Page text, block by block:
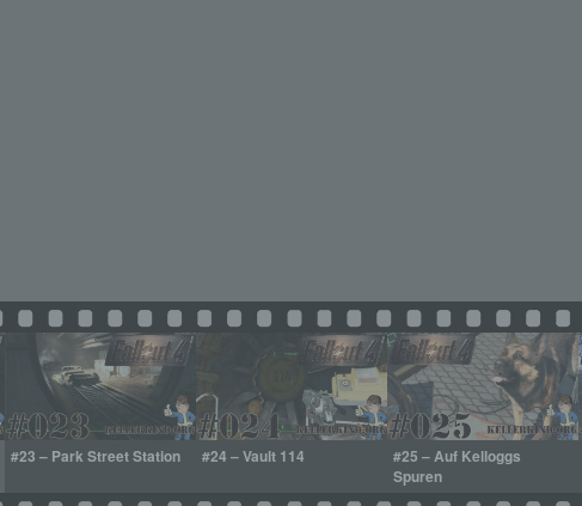
#23 – Park Street Station #24 – Vault 114
#25 – Auf Kelloggs
Spuren